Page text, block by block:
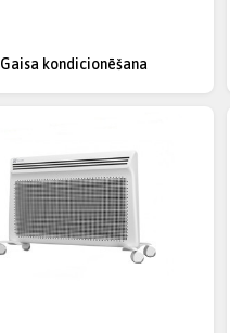
Gaisa kondicionēšana